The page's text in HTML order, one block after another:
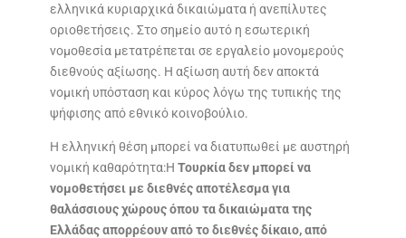
ελληνικά κυριαρχικά δικαιώματα ή ανεπίλυτες
οριοθετήσεις. Στο σημείο αυτό η εσωτερική
νομοθεσία μετατρέπεται σε εργαλείο μονομερούς
διεθνούς αξίωσης. Η αξίωση αυτή δεν αποκτά
νομική υπόσταση και κύρος λόγω της τυπικής της
ψήφισης από εθνικό κοινοβούλιο.
Η ελληνική θέση μπορεί να διατυπωθεί με αυστηρή
νομική καθαρότητα:Η Τουρκία δεν μπορεί να
νομοθετήσει με διεθνές αποτέλεσμα για
θαλάσσιους χώρους όπου τα δικαιώματα της
Ελλάδας απορρέουν από το διεθνές δίκαιο, από